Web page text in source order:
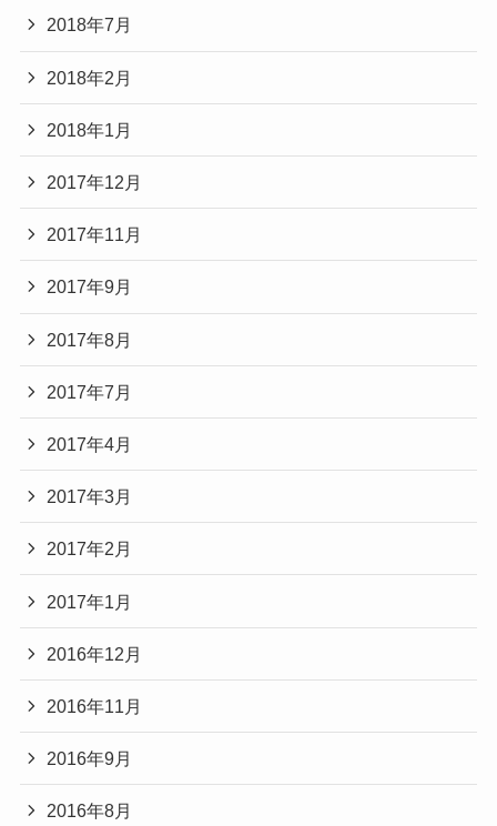
2018年7月
2018年2月
2018年1月
2017年12月
2017年11月
2017年9月
2017年8月
2017年7月
2017年4月
2017年3月
2017年2月
2017年1月
2016年12月
2016年11月
2016年9月
2016年8月